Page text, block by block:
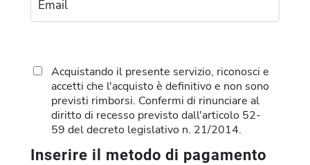
Acquistando il presente servizio, riconosci e
accetti che l'acquisto è definitivo e non sono
previsti rimborsi. Confermi di rinunciare al
diritto di recesso previsto dall'articolo 52-
59 del decreto legislativo n. 21/2014.
Inserire il metodo di pagamento